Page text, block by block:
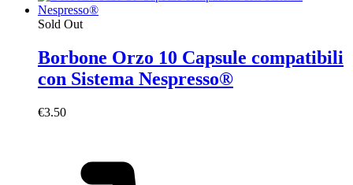
Sold Out
Borbone Orzo 10 Capsule compatibili
con Sistema Nespresso®
€3.50